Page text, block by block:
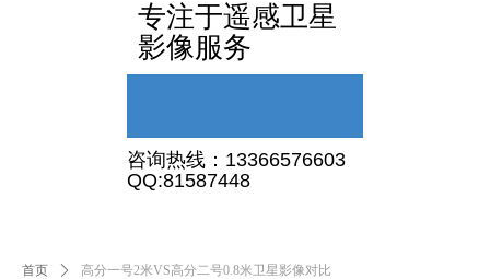
首页关于我们新闻资讯产品服务
增值服务样图及应用
专注于遥感卫星
影像服务
咨询热线：13366576603
QQ:81587448
首页 ꄲ 高分一号2米VS高分二号0.8米卫星影像对比